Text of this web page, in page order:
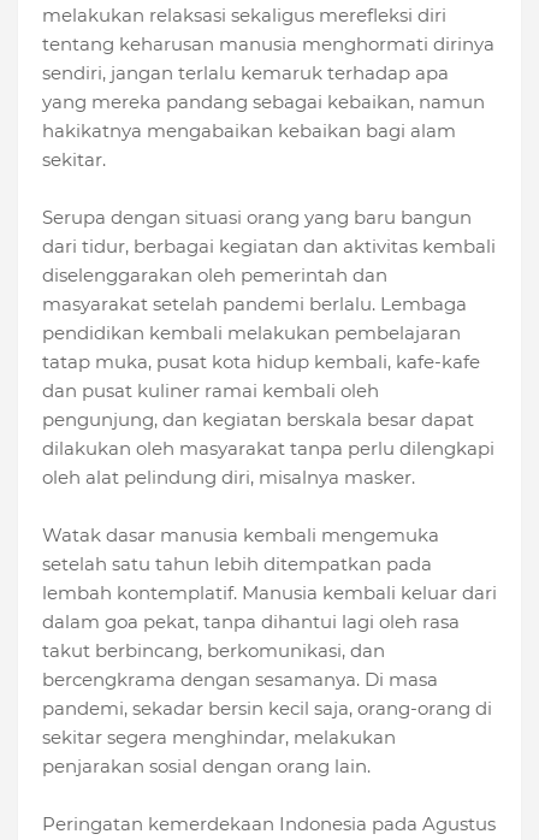
melakukan relaksasi sekaligus merefleksi diri
tentang keharusan manusia menghormati dirinya
sendiri, jangan terlalu kemaruk terhadap apa
yang mereka pandang sebagai kebaikan, namun
hakikatnya mengabaikan kebaikan bagi alam
sekitar.
Serupa dengan situasi orang yang baru bangun
dari tidur, berbagai kegiatan dan aktivitas kembali
diselenggarakan oleh pemerintah dan
masyarakat setelah pandemi berlalu. Lembaga
pendidikan kembali melakukan pembelajaran
tatap muka, pusat kota hidup kembali, kafe-kafe
dan pusat kuliner ramai kembali oleh
pengunjung, dan kegiatan berskala besar dapat
dilakukan oleh masyarakat tanpa perlu dilengkapi
oleh alat pelindung diri, misalnya masker.
Watak dasar manusia kembali mengemuka
setelah satu tahun lebih ditempatkan pada
lembah kontemplatif. Manusia kembali keluar dari
dalam goa pekat, tanpa dihantui lagi oleh rasa
takut berbincang, berkomunikasi, dan
bercengkrama dengan sesamanya. Di masa
pandemi, sekadar bersin kecil saja, orang-orang di
sekitar segera menghindar, melakukan
penjarakan sosial dengan orang lain.
Peringatan kemerdekaan Indonesia pada Agustus